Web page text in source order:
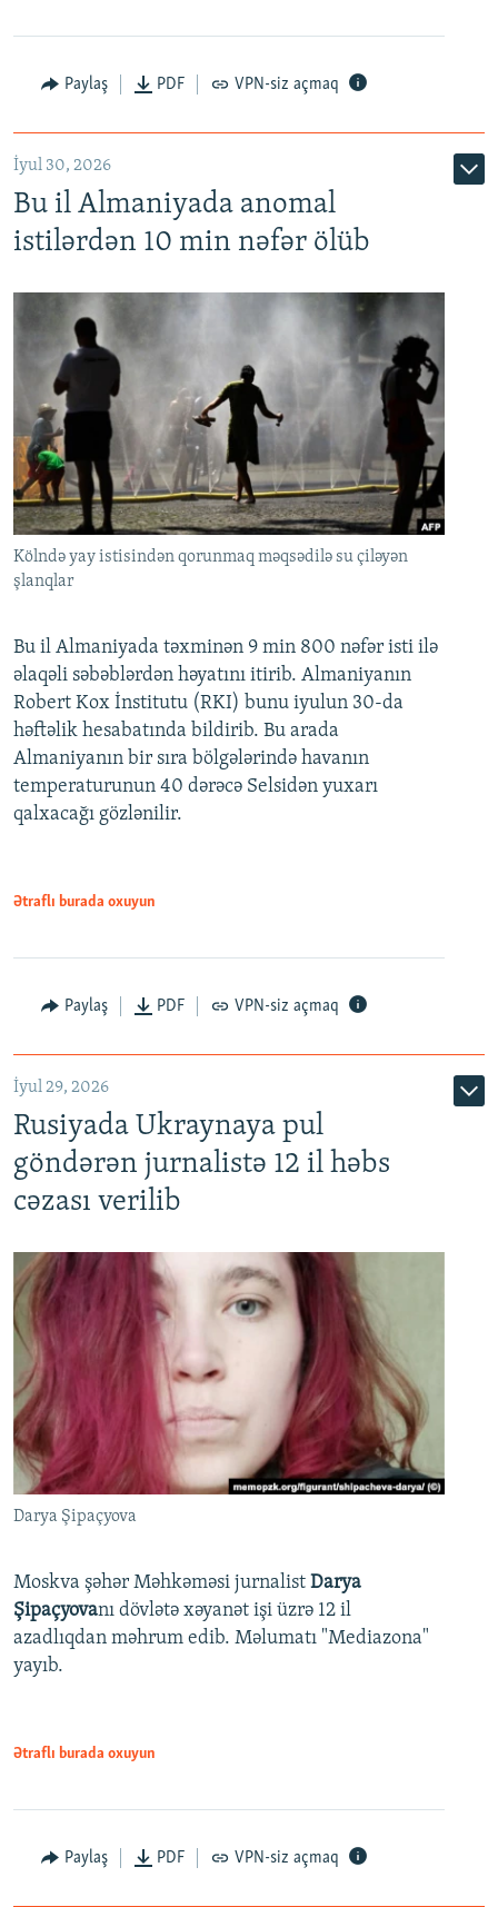
Paylaş PDF VPN-siz açmaq
İyul 30, 2026
Bu il Almaniyada anomal
istilərdən 10 min nəfər ölüb
Kölndə yay istisindən qorunmaq məqsədilə su çiləyən
şlanqlar
Bu il Almaniyada təxminən 9 min 800 nəfər isti ilə
əlaqəli səbəblərdən həyatını itirib. Almaniyanın
Robert Kox İnstitutu (RKI) bunu iyulun 30-da
həftəlik hesabatında bildirib. Bu arada
Almaniyanın bir sıra bölgələrində havanın
temperaturunun 40 dərəcə Selsidən yuxarı
qalxacağı gözlənilir.
Ətraflı burada oxuyun
Paylaş PDF VPN-siz açmaq
İyul 29, 2026
Rusiyada Ukraynaya pul
göndərən jurnalistə 12 il həbs
cəzası verilib
Darya Şipaçyova
Moskva şəhər Məhkəməsi jurnalist Darya
Şipaçyovanı dövlətə xəyanət işi üzrə 12 il
azadlıqdan məhrum edib. Məlumatı "Mediazona"
yayıb.
Ətraflı burada oxuyun
Paylaş PDF VPN-siz açmaq